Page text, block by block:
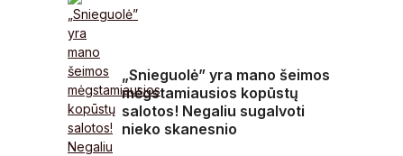
„Snieguolė” yra mano šeimos
mėgstamiausios kopūstų
salotos! Negaliu sugalvoti
nieko skanesnio